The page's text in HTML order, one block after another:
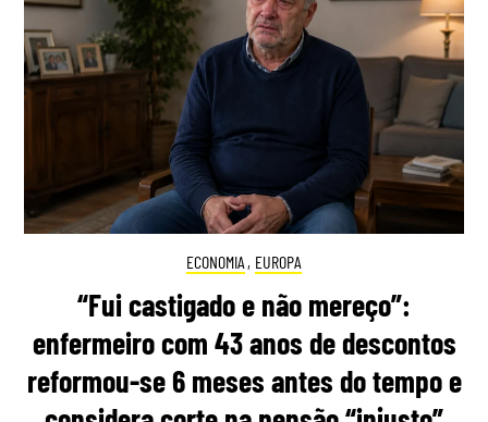
ECONOMIA , EUROPA
“Fui castigado e não mereço”:
enfermeiro com 43 anos de descontos
reformou-se 6 meses antes do tempo e